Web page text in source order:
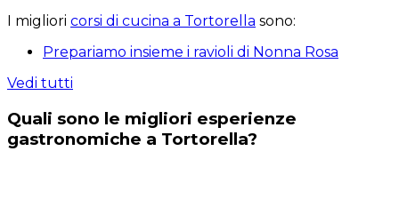
I migliori corsi di cucina a Tortorella sono:
Prepariamo insieme i ravioli di Nonna Rosa
Vedi tutti
Quali sono le migliori esperienze
gastronomiche a Tortorella?